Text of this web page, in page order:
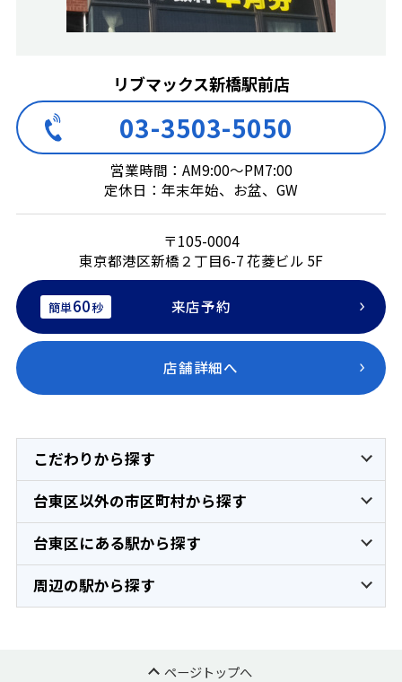
リブマックス新橋駅前店
03-3503-5050
営業時間：AM9:00～PM7:00
定休日：年末年始、お盆、GW
〒105-0004
東京都港区新橋２丁目6-7 花菱ビル 5F
簡単60秒 来店予約
店舗詳細へ
こだわりから探す
台東区以外の市区町村から探す
台東区にある駅から探す
周辺の駅から探す
ページトップへ